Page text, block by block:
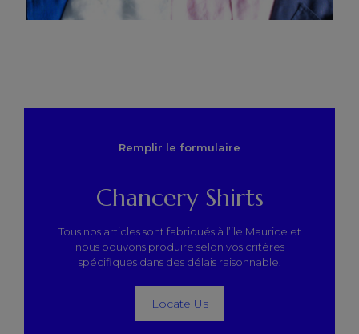
Remplir le formulaire
Chancery Shirts
Tous nos articles sont fabriqués à l’ile Maurice et
nous pouvons produire selon vos critères
spécifiques dans des délais raisonnable.
Locate Us